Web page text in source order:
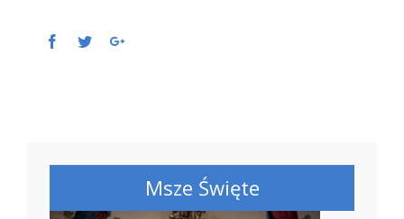
Facebook
TwitterGoogle+
Msze Święte